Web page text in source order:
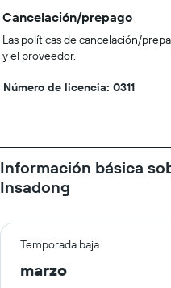
Cancelación/prepago
Las políticas de cancelación/
y el proveedor.
Número de licencia: 0311
Información básica
Insadong
Temporada baja
marzo